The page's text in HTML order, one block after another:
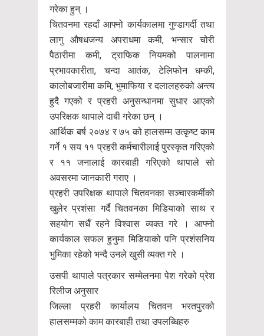
गरेका हुन् ।
चितवनमा रहदाँ आफ्नो कार्यकालमा गुण्डागर्दी तथा
लागु औषधजन्य अपराधमा कमी, भन्सार चोरी
पैठारीमा कमी, ट्राफिक नियमको पालनामा
प्रभावकारीता, चन्दा आतंक, टेलिफोन धम्की,
कालोबजारीमा कमि, भुमाफिया र दलालहरुको अन्त्य
हुदै गएको र प्रहरी अनुसन्धानमा सुधार आएको
उपरिक्षक थापाले दाबी गरेका छन् ।
आर्थिक बर्ष २०७४ र ७५ को हालसम्म उत्कृष्ट काम
गर्ने १ सय ११ प्रहरी कर्मचारीलाई पुरस्कृत गरिएको
र ११ जनालाई कारबाही गरिएको थापाले सो
अवसरमा जानकारी गराए ।
प्रहरी उपरिक्षक थापाले चितवनका सञ्चारकर्मीको
खुलेर प्रशंसा गर्दै चितवनका मिडियाको साथ र
सहयोग सधैँ रहने विश्वास व्यक्त गरे । आफ्नो
कार्यकाल सफल हुनुमा मिडियाको पनि प्रशंसनिय
भुमिका रहेको भन्दै उनले खुसी व्यक्त गरे ।
उसपी थापाले पत्रकार सम्मेलनमा पेश गरेको प्रेश
रिलीज अनुसार
जिल्ला प्रहरी कार्यालय चितवन भरतपुरको
हालसम्मको काम कारबाही तथा उपलब्धिहरु